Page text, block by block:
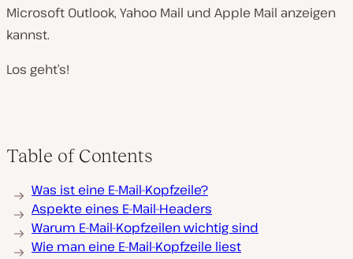
i
Microsoft Outlook, Yahoo Mail und Apple Mail anzeigen
kannst.
Los geht’s!
Table of Contents
Was ist eine E-Mail-Kopfzeile?
Aspekte eines E-Mail-Headers
Warum E-Mail-Kopfzeilen wichtig sind
Wie man eine E-Mail-Kopfzeile liest